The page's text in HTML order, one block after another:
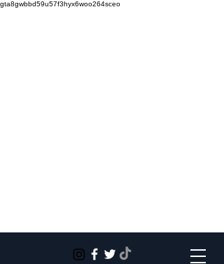
gta8gwbbd59u57f3hyx6woo264sceo